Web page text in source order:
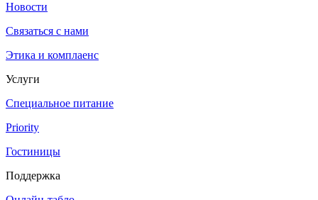
Новости
Связаться с нами
Этика и комплаенс
Услуги
Специальное питание
Priority
Гостиницы
Поддержка